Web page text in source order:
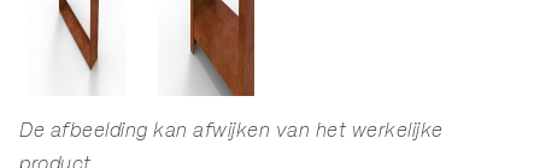
De afbeelding kan afwijken van het werkelijke